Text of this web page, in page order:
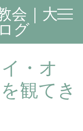
会｜大
グ
・オ
観てき